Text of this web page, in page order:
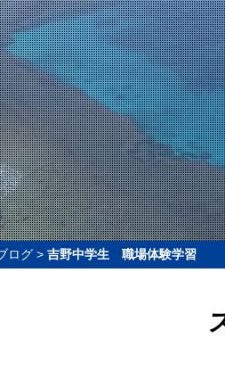
ログ > 吉野中学生 職場体験学習